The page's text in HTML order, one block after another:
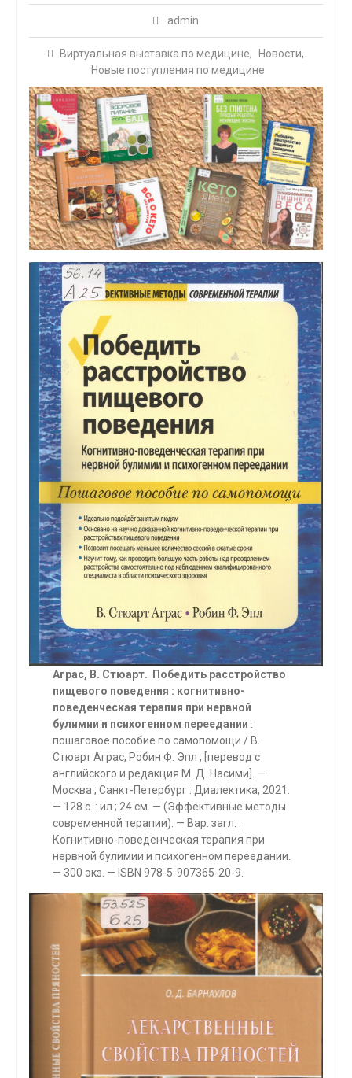
admin
Виртуальная выставка по медицине, Новости,
Новые поступления по медицине
Аграс, В. Стюарт. Победить расстройство
пищевого поведения : когнитивно-
поведенческая терапия при нервной
булимии и психогенном переедании :
пошаговое пособие по самопомощи / В.
Стюарт Аграс, Робин Ф. Эпл ; [перевод с
английского и редакция М. Д. Насими]. —
Москва ; Санкт-Петербург : Диалектика, 2021.
— 128 с. : ил ; 24 см. — (Эффективные методы
современной терапии). — Вар. загл. :
Когнитивно-поведенческая терапия при
нервной булимии и психогенном переедании.
— 300 экз. — ISBN 978-5-907365-20-9.